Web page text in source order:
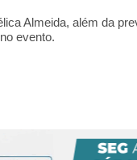
Almeida, além da
evento.